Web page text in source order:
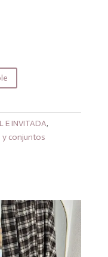
E INVITADA,
conjuntos